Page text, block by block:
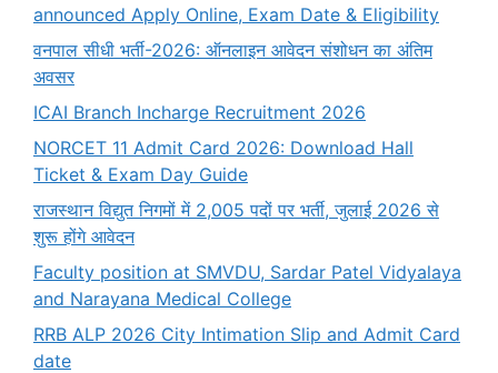
announced Apply Online, Exam Date & Eligibility
वनपाल सीधी भर्ती-2026: ऑनलाइन आवेदन संशोधन का अंतिम
अवसर
ICAI Branch Incharge Recruitment 2026
NORCET 11 Admit Card 2026: Download Hall
Ticket & Exam Day Guide
राजस्थान विद्युत निगमों में 2,005 पदों पर भर्ती, जुलाई 2026 से
शुरू होंगे आवेदन
Faculty position at SMVDU, Sardar Patel Vidyalaya
and Narayana Medical College
RRB ALP 2026 City Intimation Slip and Admit Card
date